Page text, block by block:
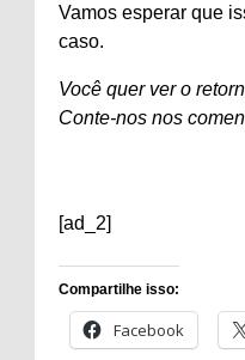
Vamos esperar que
caso.
Você quer ver o
Conte-nos nos
[ad_2]
Compartilhe isso:
Facebook